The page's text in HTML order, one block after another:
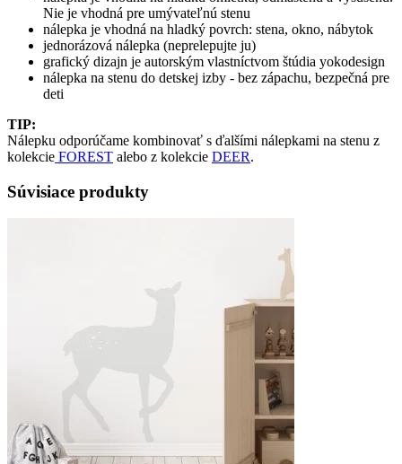
Nie je vhodná pre umývateľnú stenu
nálepka je vhodná na hladký povrch: stena, okno, nábytok
jednorázová nálepka (neprelepujte ju)
grafický dizajn je autorským vlastníctvom štúdia yokodesign
nálepka na stenu do detskej izby - bez zápachu, bezpečná pre
deti
TIP:
Nálepku odporúčame kombinovať s ďalšími nálepkami na stenu z
kolekcie FOREST alebo z kolekcie DEER.
Súvisiace produkty